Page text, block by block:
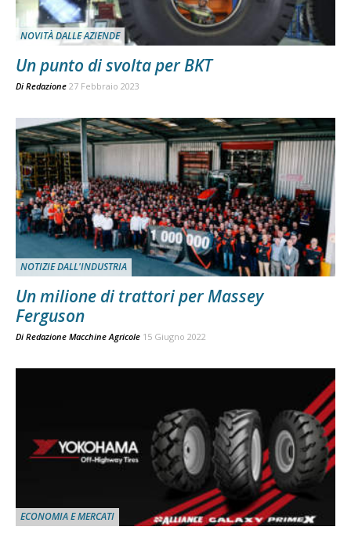
NOVITÀ DALLE AZIENDE
Un punto di svolta per BKT
Di Redazione 27 Febbraio 2023
NOTIZIE DALL'INDUSTRIA
Un milione di trattori per Massey
Ferguson
Di Redazione Macchine Agricole 15 Giugno 2022
ECONOMIA E MERCATI